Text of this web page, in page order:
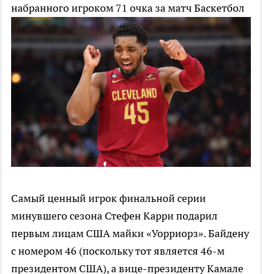
набранного игроком 71 очка за матчБаскетбол
Самый ценный игрок финальной серии
минувшего сезона Стефен Карри подарил
первым лицам США майки «Уорриорз». Байдену
с номером 46 (поскольку тот является 46-м
президентом США), а вице-президенту Камале